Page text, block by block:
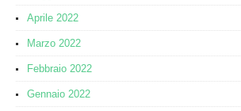
Aprile 2022
Marzo 2022
Febbraio 2022
Gennaio 2022